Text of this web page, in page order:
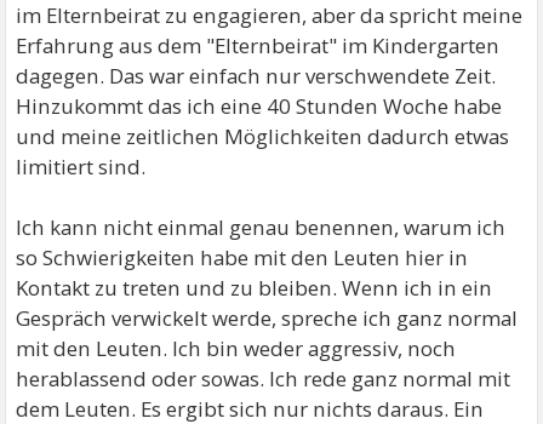
im Elternbeirat zu engagieren, aber da spricht meine
Erfahrung aus dem "Elternbeirat" im Kindergarten
dagegen. Das war einfach nur verschwendete Zeit.
Hinzukommt das ich eine 40 Stunden Woche habe
und meine zeitlichen Möglichkeiten dadurch etwas
limitiert sind.
Ich kann nicht einmal genau benennen, warum ich
so Schwierigkeiten habe mit den Leuten hier in
Kontakt zu treten und zu bleiben. Wenn ich in ein
Gespräch verwickelt werde, spreche ich ganz normal
mit den Leuten. Ich bin weder aggressiv, noch
herablassend oder sowas. Ich rede ganz normal mit
dem Leuten. Es ergibt sich nur nichts daraus. Ein